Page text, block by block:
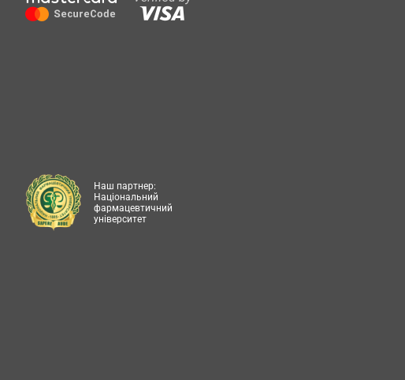
Наш партнер:
Національний
фармацевтичний
університет